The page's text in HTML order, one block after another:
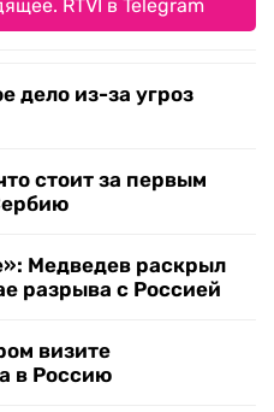
RTVI в Telegram
дело из-за угроз
стоит за первым
Медведев раскрыл
разрыва с Россией
визите
в Россию